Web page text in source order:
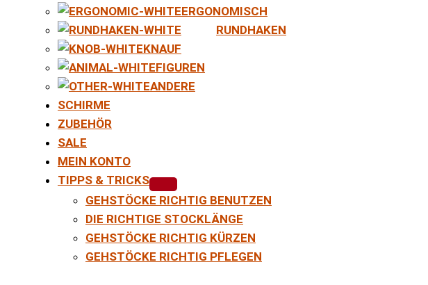
ERGONOMISCH
RUNDHAKEN
KNAUF
FIGUREN
ANDERE
SCHIRME
ZUBEHÖR
SALE
MEIN KONTO
TIPPS & TRICKS
GEHSTÖCKE RICHTIG BENUTZEN
DIE RICHTIGE STOCKLÄNGE
GEHSTÖCKE RICHTIG KÜRZEN
GEHSTÖCKE RICHTIG PFLEGEN